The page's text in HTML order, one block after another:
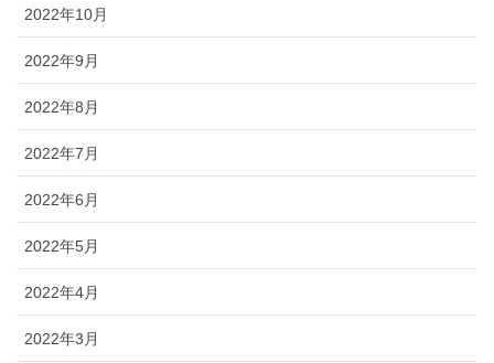
2022年10月
2022年9月
2022年8月
2022年7月
2022年6月
2022年5月
2022年4月
2022年3月